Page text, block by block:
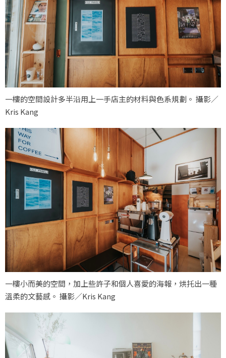
一樓的空間設計多半沿用上一手店主的材料與色系規劃。 攝影／
Kris Kang
一樓小而美的空間，加上些許子和個人喜愛的海報，烘托出一種
溫柔的文藝感。 攝影／Kris Kang